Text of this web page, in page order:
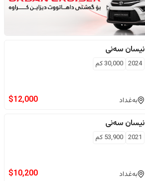
نیسان سەنی
2024
30,000كم
بەغداد $12,000
نیسان سەنی
2021
53,900 كم
بەغداد $10,200